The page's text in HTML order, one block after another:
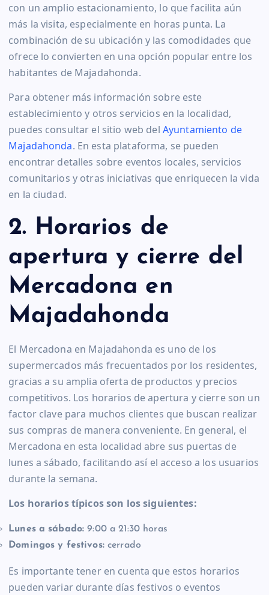
con un amplio estacionamiento, lo que facilita aún
más la visita, especialmente en horas punta. La
combinación de su ubicación y las comodidades que
ofrece lo convierten en una opción popular entre los
habitantes de Majadahonda.
Para obtener más información sobre este
establecimiento y otros servicios en la localidad,
puedes consultar el sitio web del Ayuntamiento de
Majadahonda. En esta plataforma, se pueden
encontrar detalles sobre eventos locales, servicios
comunitarios y otras iniciativas que enriquecen la vida
en la ciudad.
2. Horarios de
apertura y cierre del
Mercadona en
Majadahonda
El Mercadona en Majadahonda es uno de los
supermercados más frecuentados por los residentes,
gracias a su amplia oferta de productos y precios
competitivos. Los horarios de apertura y cierre son un
factor clave para muchos clientes que buscan realizar
sus compras de manera conveniente. En general, el
Mercadona en esta localidad abre sus puertas de
lunes a sábado, facilitando así el acceso a los usuarios
durante la semana.
Los horarios típicos son los siguientes:
Lunes a sábado: 9:00 a 21:30 horas
Domingos y festivos:cerrado
Es importante tener en cuenta que estos horarios
pueden variar durante días festivos o eventos